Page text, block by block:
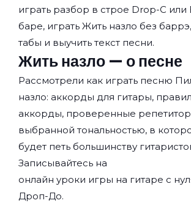
играть разбор в строе Drop-C или
баре, играть Жить назло без
табы и выучить текст песни.
Жить назло — о песне
Рассмотрели как играть песню
назло: аккорды для гитары,
аккорды, проверенные
выбранной тональностью, в
будет петь большинству
Записывайтесь на
онлайн уроки игры на гитаре с
Дроп-До.